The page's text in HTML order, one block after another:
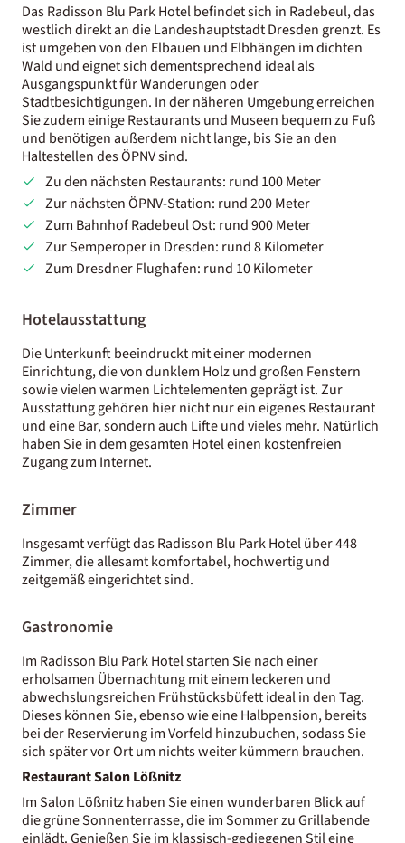
Das Radisson Blu Park Hotel befindet sich in Radebeul, das
westlich direkt an die Landeshauptstadt Dresden grenzt. Es
ist umgeben von den Elbauen und Elbhängen im dichten
Wald und eignet sich dementsprechend ideal als
Ausgangspunkt für Wanderungen oder
Stadtbesichtigungen. In der näheren Umgebung erreichen
Sie zudem einige Restaurants und Museen bequem zu Fuß
und benötigen außerdem nicht lange, bis Sie an den
Haltestellen des ÖPNV sind.
Zu den nächsten Restaurants: rund 100 Meter
Zur nächsten ÖPNV-Station: rund 200 Meter
Zum Bahnhof Radebeul Ost: rund 900 Meter
Zur Semperoper in Dresden: rund 8 Kilometer
Zum Dresdner Flughafen: rund 10 Kilometer
Hotelausstattung
Die Unterkunft beeindruckt mit einer modernen
Einrichtung, die von dunklem Holz und großen Fenstern
sowie vielen warmen Lichtelementen geprägt ist. Zur
Ausstattung gehören hier nicht nur ein eigenes Restaurant
und eine Bar, sondern auch Lifte und vieles mehr. Natürlich
haben Sie in dem gesamten Hotel einen kostenfreien
Zugang zum Internet.
Zimmer
Insgesamt verfügt das Radisson Blu Park Hotel über 448
Zimmer, die allesamt komfortabel, hochwertig und
zeitgemäß eingerichtet sind.
Gastronomie
Im Radisson Blu Park Hotel starten Sie nach einer
erholsamen Übernachtung mit einem leckeren und
abwechslungsreichen Frühstücksbüfett ideal in den Tag.
Dieses können Sie, ebenso wie eine Halbpension, bereits
bei der Reservierung im Vorfeld hinzubuchen, sodass Sie
sich später vor Ort um nichts weiter kümmern brauchen.
Restaurant Salon Lößnitz
Im Salon Lößnitz haben Sie einen wunderbaren Blick auf
die grüne Sonnenterrasse, die im Sommer zu Grillabende
einlädt. Genießen Sie im klassisch-gediegenen Stil eine